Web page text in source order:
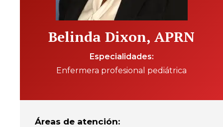
Belinda Dixon, APRN
Especialidades
Enfermera profesional pediátrica
Áreas de atención: